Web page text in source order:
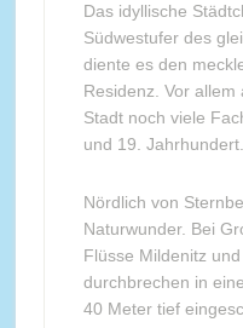
Das idyllische
Südwestufer des
diente es den
Residenz. Vor
Stadt noch viele
und 19. Jahrhundert.
Nördlich von
Naturwunder. Bei
Flüsse Mildenitz
durchbrechen in
40 Meter tief